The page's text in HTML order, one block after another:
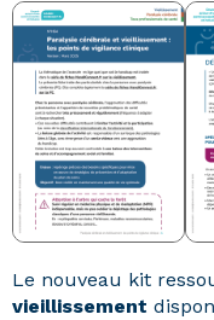
Le nouveau kit
vieillissement